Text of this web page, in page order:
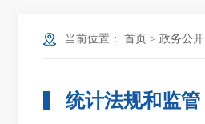
当前位置： 首页 > 政务公开
统计法规和监管